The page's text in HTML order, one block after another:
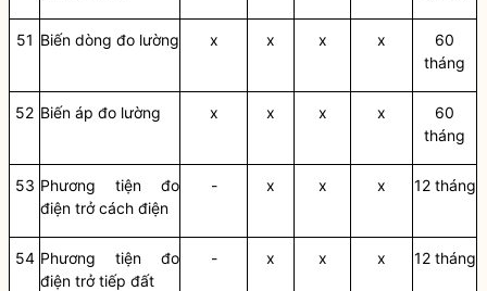
51 Biến dòng đo lường x x x x
60
tháng
52 Biến áp đo lường x x x x
60
tháng
53 Phương tiện đo
điện trở cách điện
- x x x 12 tháng
54 Phương tiện đo
điện trở tiếp đất
- x x x 12 tháng